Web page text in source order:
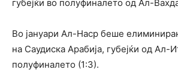
губејќи во полуфиналето од Ал-
Во јануари Ал-Наср беше
на Саудиска Арабија, губејќи од Ал-
полуфиналето (1:3).